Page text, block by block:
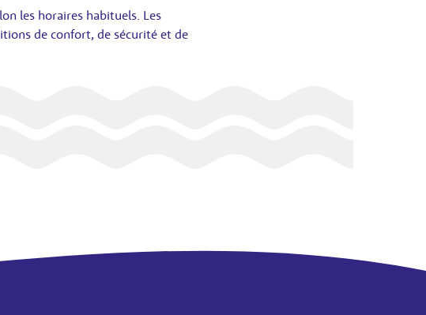
les horaires habituels. Les
de confort, de sécurité et de